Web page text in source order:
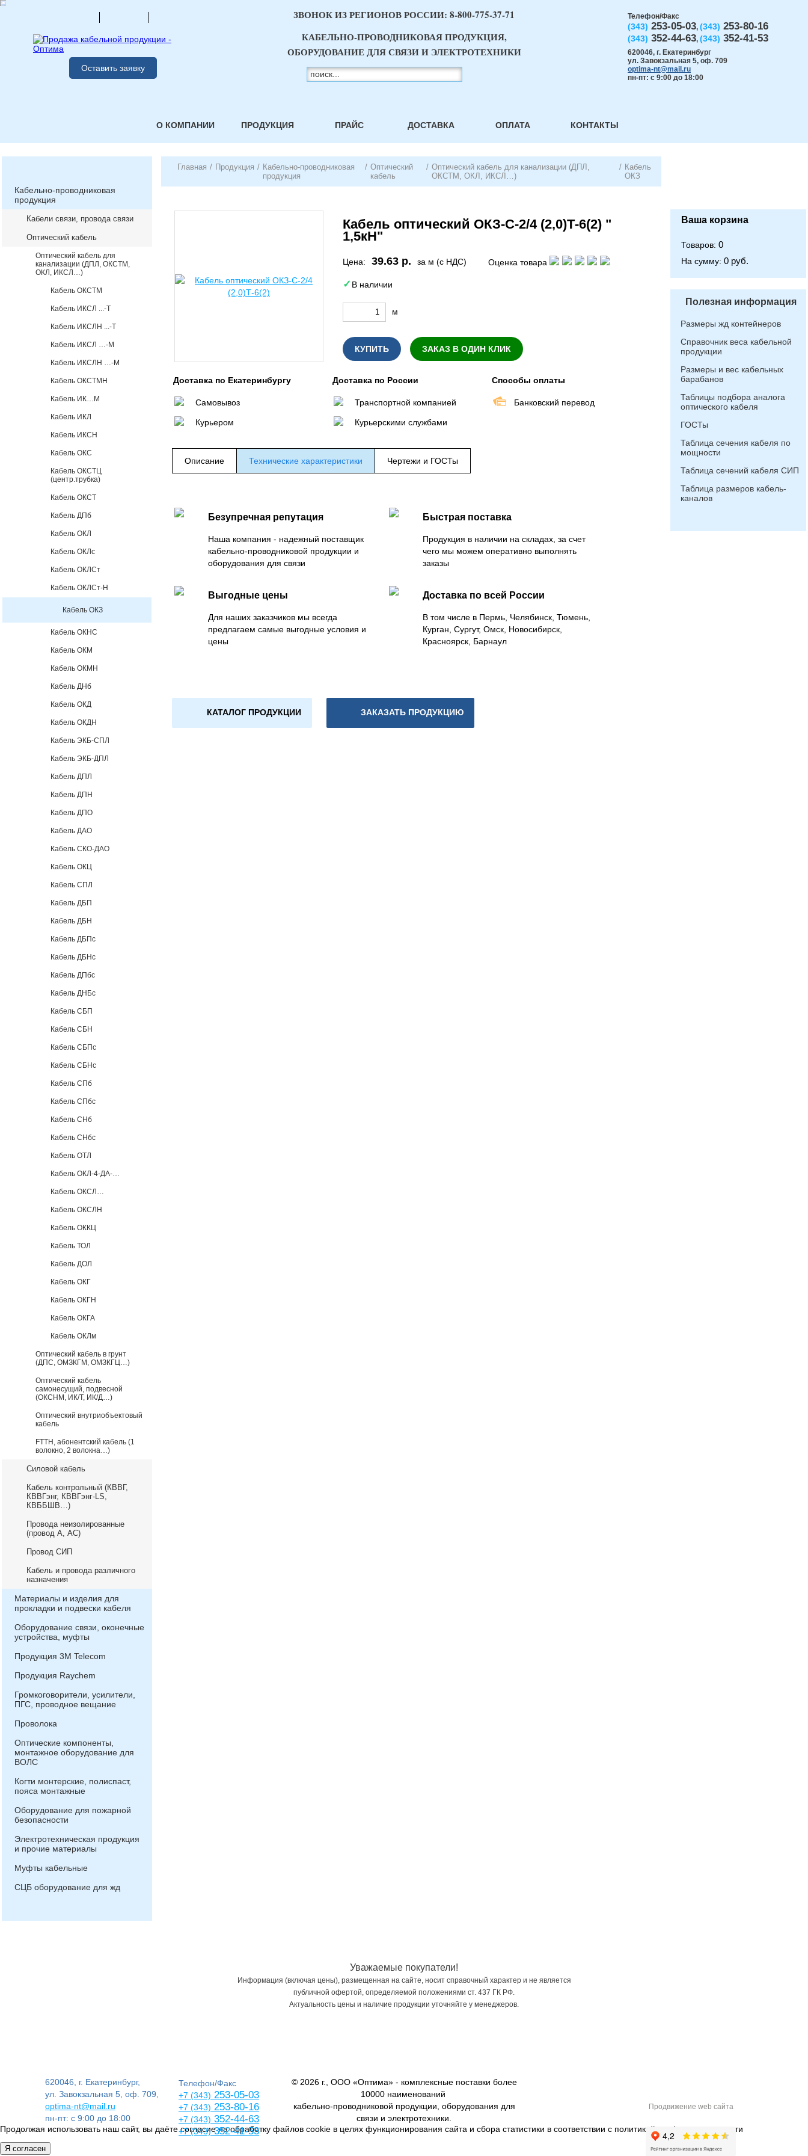
Оставить заявку
Телефон/Факс
(343) 253-05-03, (343) 253-80-16
(343) 352-44-63, (343) 352-41-53
620046, г. Екатеринбург
ул. Завокзальная 5, оф. 709
optima-nt@mail.ru
пн-пт: с 9:00 до 18:00
ЗВОНОК ИЗ РЕГИОНОВ РОССИИ: 8-800-775-37-71
КАБЕЛЬНО-ПРОВОДНИКОВАЯ ПРОДУКЦИЯ,
ОБОРУДОВАНИЕ ДЛЯ СВЯЗИ И ЭЛЕКТРОТЕХНИКИ
О КОМПАНИИ ПРОДУКЦИЯ ПРАЙС ДОСТАВКА ОПЛАТА КОНТАКТЫ
Кабельно-проводниковая
продукция
Кабели связи, провода связи
Оптический кабель
Оптический кабель для
канализации (ДПЛ, ОКСТМ,
ОКЛ, ИКСЛ…)
Кабель ОКСТМ
Кабель ИКСЛ ...-Т
Кабель ИКСЛН ...-Т
Кабель ИКСЛ …-М
Кабель ИКСЛН …-М
Кабель ОКСТМН
Кабель ИК…М
Кабель ИКЛ
Кабель ИКСН
Кабель ОКС
Кабель ОКСТЦ
(центр.трубка)
Кабель ОКСТ
Кабель ДПб
Кабель ОКЛ
Кабель ОКЛс
Кабель ОКЛСт
Кабель ОКЛСт-Н
Кабель ОКЗ
Кабель ОКНС
Кабель ОКМ
Кабель ОКМН
Кабель ДНб
Кабель ОКД
Кабель ОКДН
Кабель ЭКБ-СПЛ
Кабель ЭКБ-ДПЛ
Кабель ДПЛ
Кабель ДПН
Кабель ДПО
Кабель ДАО
Кабель СКО-ДАО
Кабель ОКЦ
Кабель СПЛ
Кабель ДБП
Кабель ДБН
Кабель ДБПс
Кабель ДБНс
Кабель ДПбс
Кабель ДНБс
Кабель СБП
Кабель СБН
Кабель СБПс
Кабель СБНс
Кабель СПб
Кабель СПбс
Кабель СНб
Кабель СНбс
Кабель ОТЛ
Кабель ОКЛ-4-ДА-…
Кабель ОКСЛ…
Кабель ОКСЛН
Кабель ОККЦ
Кабель ТОЛ
Кабель ДОЛ
Кабель ОКГ
Кабель ОКГН
Кабель ОКГА
Кабель ОКЛм
Оптический кабель в грунт
(ДПС, ОМЗКГМ, ОМЗКГЦ…)
Оптический кабель
самонесущий, подвесной
(ОКСНМ, ИК/Т, ИК/Д…)
Оптический внутриобъектовый
кабель
FTTH, абонентский кабель (1
волокно, 2 волокна…)
Силовой кабель
Кабель контрольный (КВВГ,
КВВГэнг, КВВГэнг-LS,
КВББШВ…)
Провода неизолированные
(провод А, АС)
Провод СИП
Кабель и провода различного
назначения
Материалы и изделия для
прокладки и подвески кабеля
Оборудование связи, оконечные
устройства, муфты
Продукция 3М Telecom
Продукция Raychem
Громкоговорители, усилители,
ПГС, проводное вещание
Проволока
Оптические компоненты,
монтажное оборудование для
ВОЛС
Когти монтерские, полиспаст,
пояса монтажные
Оборудование для пожарной
безопасности
Электротехническая продукция
и прочие материалы
Муфты кабельные
СЦБ оборудование для жд
Главная / Продукция / Кабельно-проводниковая
продукция
/ Оптический
кабель
/ Оптический кабель для канализации (ДПЛ,
ОКСТМ, ОКЛ, ИКСЛ…)
/ Кабель
ОКЗ
Кабель оптический ОКЗ-С-2/4 (2,0)Т-6(2) "
1,5кН"
Цена: 39.63 р. за м (с НДС) Оценка товара
В наличии
м
КУПИТЬ ЗАКАЗ В ОДИН КЛИК
Доставка по Екатеринбургу
Самовывоз
Курьером
Доставка по России
Транспортной компанией
Курьерскими службами
Способы оплаты
Банковский перевод
Описание Технические характеристики Чертежи и ГОСТы
Безупречная репутация
Наша компания - надежный поставщик
кабельно-проводниковой продукции и
оборудования для связи
Быстрая поставка
Продукция в наличии на складах, за счет
чего мы можем оперативно выполнять
заказы
Выгодные цены
Для наших заказчиков мы всегда
предлагаем самые выгодные условия и
цены
Доставка по всей России
В том числе в Пермь, Челябинск, Тюмень,
Курган, Сургут, Омск, Новосибирск,
Красноярск, Барнаул
КАТАЛОГ ПРОДУКЦИИ ЗАКАЗАТЬ ПРОДУКЦИЮ
Ваша корзина
Товаров: 0
На сумму: 0 руб.
Полезная информация
Размеры жд контейнеров
Справочник веса кабельной
продукции
Размеры и вес кабельных
барабанов
Таблицы подбора аналога
оптического кабеля
ГОСТы
Таблица сечения кабеля по
мощности
Таблица сечений кабеля СИП
Таблица размеров кабель-
каналов
Уважаемые покупатели!
Информация (включая цены), размещенная на сайте, носит справочный характер и не является
публичной офертой, определяемой положениями ст. 437 ГК РФ.
Актуальность цены и наличие продукции уточняйте у менеджеров.
620046, г. Екатеринбург,
ул. Завокзальная 5, оф. 709,
optima-nt@mail.ru
пн-пт: с 9:00 до 18:00
Телефон/Факс
+7 (343) 253-05-03
+7 (343) 253-80-16
+7 (343) 352-44-63
+7 (343)352-41-53
© 2026 г., ООО «Оптима» - комплексные поставки более
10000 наименований
кабельно-проводниковой продукции, оборудования для
связи и электротехники.
Продвижение web сайта
Продолжая использовать наш сайт, вы даёте согласие на обработку файлов cookie в целях функционирования сайта и сбора статистики в соответствии с политикой конфиденциальности
Я согласен